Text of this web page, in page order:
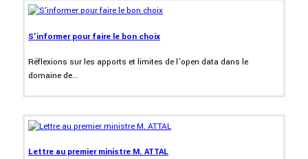
S'informer pour faire le bon choix
Réflexions sur les apports et limites de l’open data dans le
domaine de...
Lettre au premier ministre M. ATTAL